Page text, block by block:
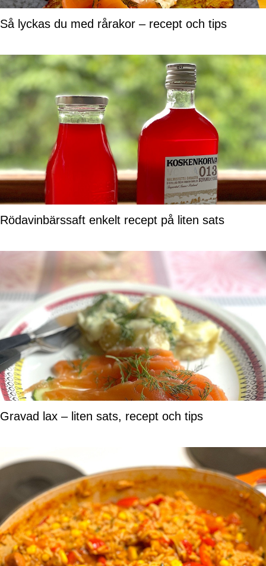
Så lyckas du med rårakor – recept och tips
Rödavinbärssaft enkelt recept på liten sats
Gravad lax – liten sats, recept och tips